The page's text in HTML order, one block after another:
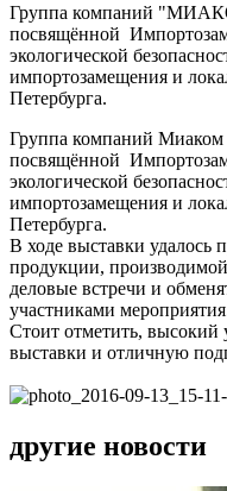
Группа компаний
посвящённой
экологической
импортозамещения и
Петербурга.
Группа компаний Миаком
посвящённой
экологической
импортозамещения и
Петербурга.
В ходе выставки удалось
продукции,
деловые встречи и
участниками
Стоит отметить, высокий
выставки и отличную
другие новости